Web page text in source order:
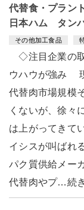
代替食・プラン
日本ハム タン
その他加工食品
◇注目企業の
ウハウが強み
代替肉市場規模
くないが、徐々
は上がってきて
イシスが叫ばれ
パク質供給メー
代替肉やプ…続